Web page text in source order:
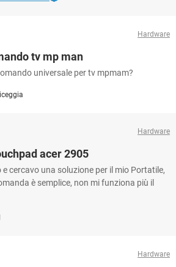
Hardware
tv mp man
universale per tv mpmam?
Hardware
acer 2905
cercavo una soluzione per il mio Portatile,
è semplice, non mi funziona più il
Hardware